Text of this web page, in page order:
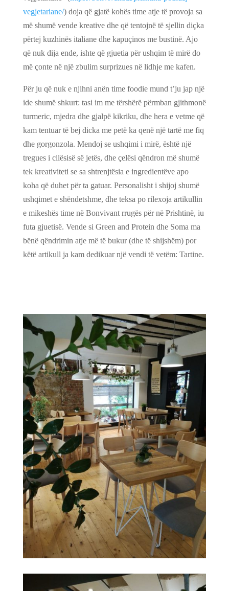
vegjetariane/) doja që gjatë kohës time atje të provoja sa
më shumë vende kreative dhe që tentojnë të sjellin diçka
përtej kuzhinës italiane dhe kapuçinos me bustinë. Ajo
që nuk dija ende, ishte që gjuetia për ushqim të mirë do
më çonte në një zbulim surprizues në lidhje me kafen.
Për ju që nuk e njihni anën time foodie mund t’ju jap një
ide shumë shkurt: tasi im me tërshërë përmban gjithmonë
turmeric, mjedra dhe gjalpë kikriku, dhe hera e vetme që
kam tentuar të bej dicka me petë ka qenë një tartë me fiq
dhe gorgonzola. Mendoj se ushqimi i mirë, është një
tregues i cilësisë së jetës, dhe çelësi qëndron më shumë
tek kreativiteti se sa shtrenjtësia e ingredientëve apo
koha që duhet për ta gatuar. Personalisht i shijoj shumë
ushqimet e shëndetshme, dhe teksa po rilexoja artikullin
e mikeshës time në Bonvivant rrugës për në Prishtinë, iu
futa gjuetisë. Vende si Green and Protein dhe Soma ma
bënë qëndrimin atje më të bukur (dhe të shijshëm) por
këtë artikull ja kam dedikuar një vendi të vetëm: Tartine.